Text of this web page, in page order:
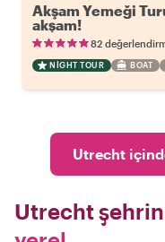
Akşam Yemeği
akşam!
82
NIGHT TOUR BOAT
Utrecht
Utrecht